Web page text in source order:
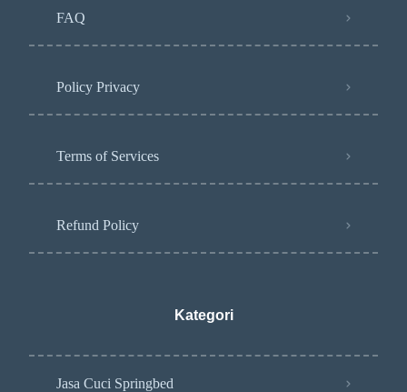
FAQ
Policy Privacy
Terms of Services
Refund Policy
Kategori
Jasa Cuci Springbed